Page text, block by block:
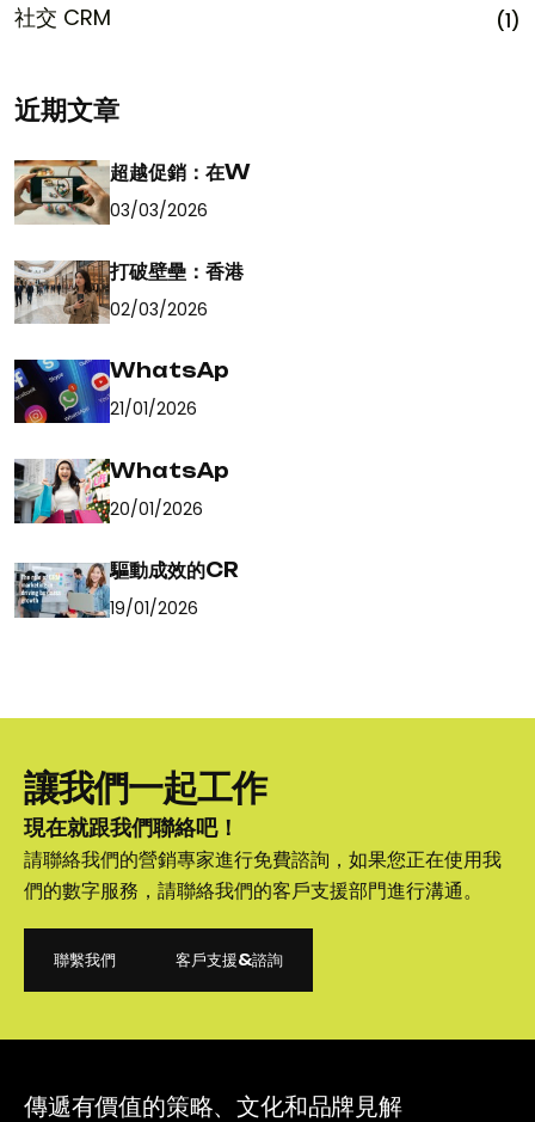
社交 CRM (1)
近期文章
超越促銷：在W
03/03/2026
打破壁壘：香港
02/03/2026
WhatsAp
21/01/2026
WhatsAp
20/01/2026
驅動成效的CR
19/01/2026
讓我們一起工作
現在就跟我們聯絡吧！
請聯絡我們的營銷專家進行免費諮詢，如果您正在使用我
們的數字服務，請聯絡我們的客戶支援部門進行溝通。
聯繫我們
客戶支援&諮詢
傳遞有價值的策略、文化和品牌見解